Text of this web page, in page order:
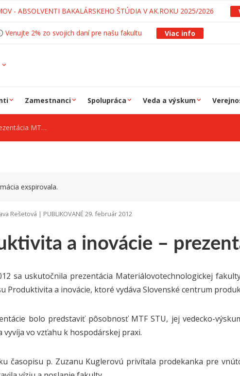
- ABSOLVENTI BAKALÁRSKEHO ŠTÚDIA V AK.ROKU 2025/2026
Venujte 2% zo svojich daní pre našu fakultu Viac info
Zamestnanci Spolupráca Veda a výskum
MTF STU
a inovácie –
exspirovala.
Rešetová | PUBLIKOVANÉ 29. február 2012
sa uskutočnila prezentácia Materiálovotechnologickej
Produktivita a inovácie, ktoré vydáva Slovenské centrum
bolo predstaviť pôsobnosť MTF STU, jej vedecko-
vo vzťahu k hospodárskej praxi.
časopisu p. Zuzanu Kuglerovú privítala prodekanka pre